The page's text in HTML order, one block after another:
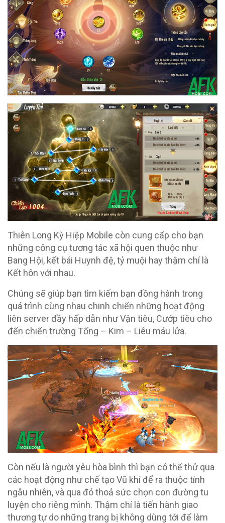
Thiên Long Kỳ Hiệp Mobile còn cung cấp cho bạn
những công cụ tương tác xã hội quen thuộc như
Bang Hội, kết bái Huynh đệ, tỷ muội hay thậm chí là
Kết hôn với nhau.
Chúng sẽ giúp bạn tìm kiếm bạn đồng hành trong
quá trình cùng nhau chinh chiến những hoạt động
liên server đầy hấp dẫn như Vận tiêu, Cướp tiêu cho
đến chiến trường Tống – Kim – Liêu máu lửa.
Còn nếu là người yêu hòa bình thì bạn có thể thử qua
các hoạt động như chế tạo Vũ khí để ra thuộc tính
ngẫu nhiên, và qua đó thoả sức chọn con đường tu
luyện cho riêng mình. Thậm chí là tiến hành giao
thương tự do những trang bị không dùng tới để làm